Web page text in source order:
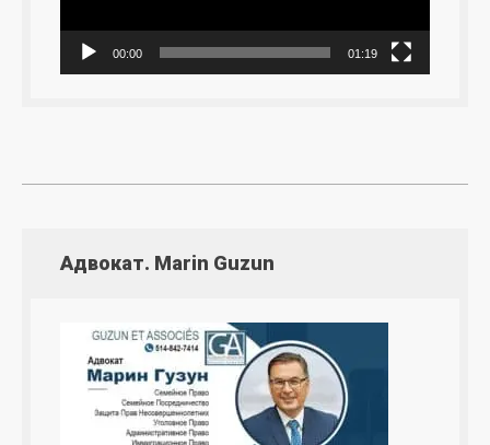
00:00 01:19
Адвокат. Marin Guzun